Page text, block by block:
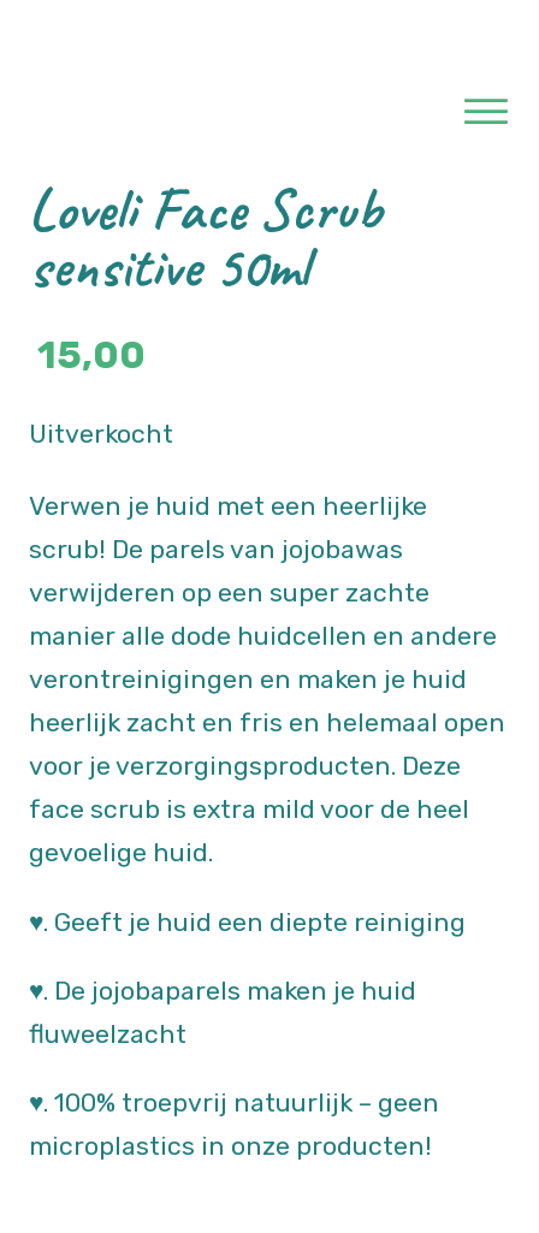
Loveli Face Scrub
sensitive 50ml
15,00
Uitverkocht
Verwen je huid met een heerlijke
scrub! De parels van jojobawas
verwijderen op een super zachte
manier alle dode huidcellen en andere
verontreinigingen en maken je huid
heerlijk zacht en fris en helemaal open
voor je verzorgingsproducten. Deze
face scrub is extra mild voor de heel
gevoelige huid.
♥. Geeft je huid een diepte reiniging
♥. De jojobaparels maken je huid
fluweelzacht
♥. 100% troepvrij natuurlijk – geen
microplastics in onze producten!